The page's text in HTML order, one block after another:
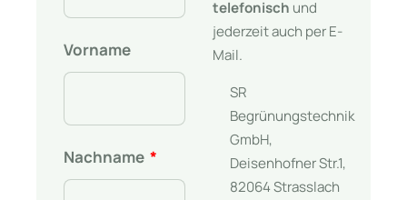
Vorname
Nachname
telefonisch und
jederzeit auch per E-
Mail.
SR
Begrünungstechnik
GmbH,
Deisenhofner Str.1,
82064 Strasslach